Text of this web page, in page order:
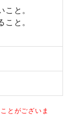
と。
と。
とがございま